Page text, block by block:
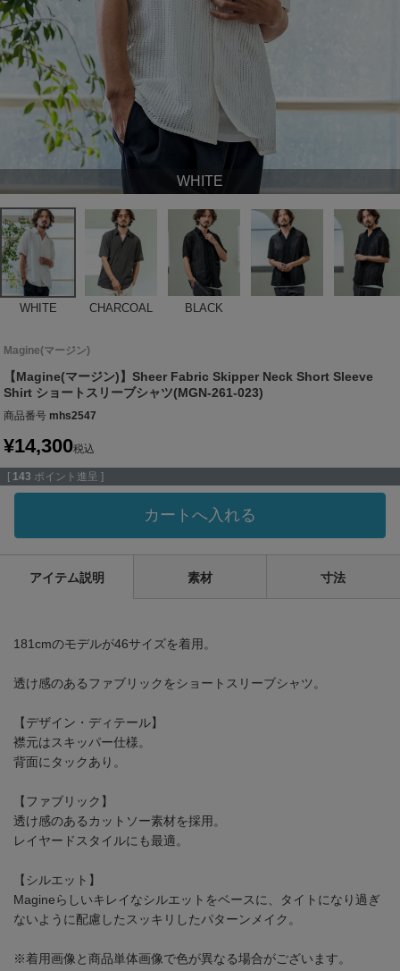
WHITE
WHITE CHARCOAL BLACK
Magine(マージン)
【Magine(マージン)】Sheer Fabric Skipper Neck Short Sleeve
Shirt ショートスリーブシャツ(MGN-261-023)
商品番号 mhs2547
¥14,300税込
[ 143 ポイント進呈 ]
カートへ入れる
アイテム説明 素材 寸法
181cmのモデルが46サイズを着用。
透け感のあるファブリックをショートスリーブシャツ。
【デザイン・ディテール】
襟元はスキッパー仕様。
背面にタックあり。
【ファブリック】
透け感のあるカットソー素材を採用。
レイヤードスタイルにも最適。
【シルエット】
Magineらしいキレイなシルエットをベースに、タイトになり過ぎ
ないように配慮したスッキリしたパターンメイク。
※着用画像と商品単体画像で色が異なる場合がございます。